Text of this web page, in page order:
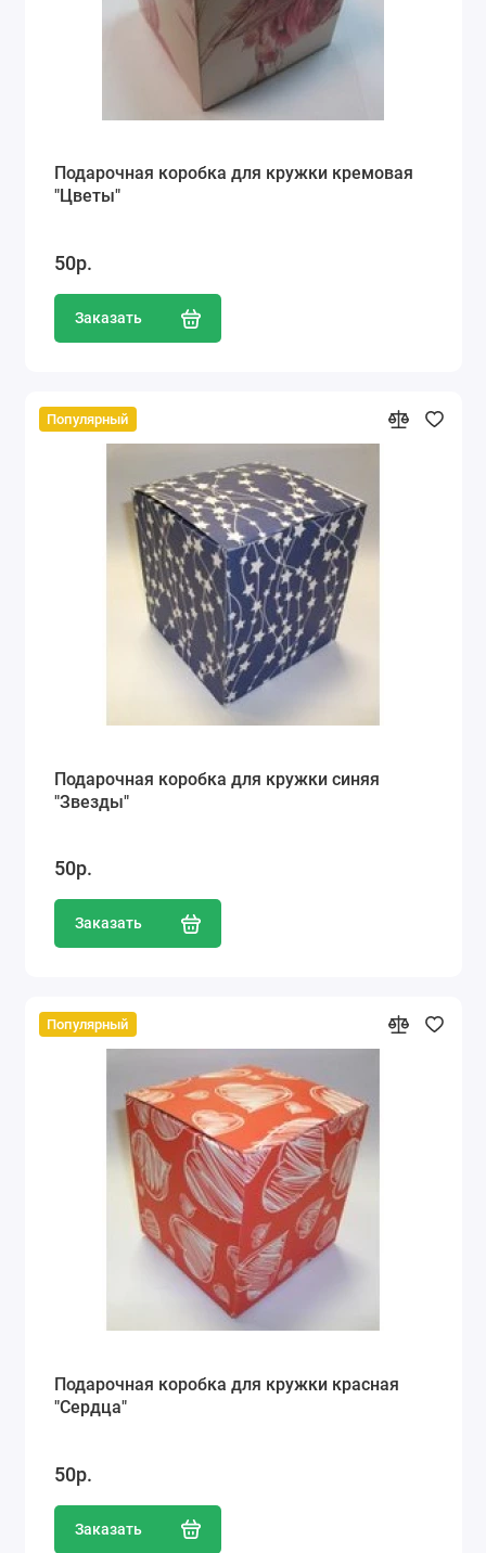
Подарочная коробка для кружки кремовая
"Цветы"
50р.
Заказать
Популярный
Подарочная коробка для кружки синяя
"Звезды"
50р.
Заказать
Популярный
Подарочная коробка для кружки красная
"Сердца"
50р.
Заказать